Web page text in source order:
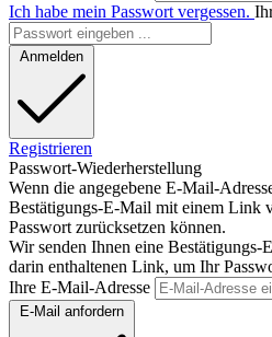
Ich habe mein Passwort vergessen.
Anmelden
Registrieren
Passwort-Wiederherstellung
Wenn die angegebene E-Mail-
Bestätigungs-E-Mail mit einem Link
Passwort zurücksetzen können.
Wir senden Ihnen eine
darin enthaltenen Link, um Ihr
Ihre E-Mail-Adresse
E-Mail anfordern